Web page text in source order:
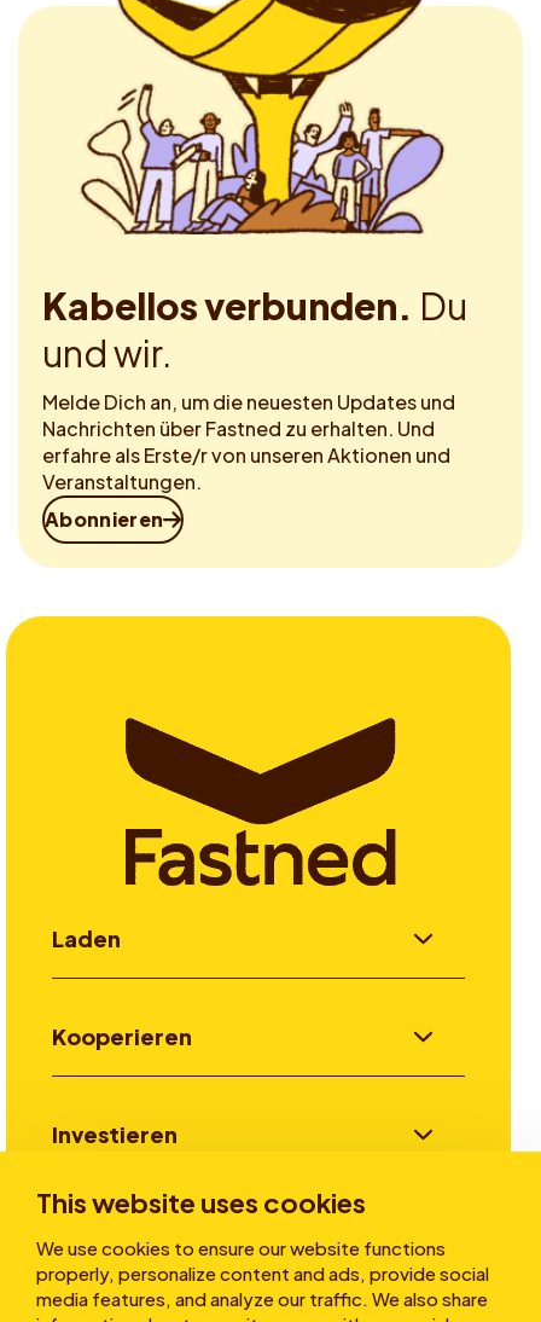
This website uses cookies
We use cookies to ensure our website functions
properly, personalize content and ads, provide social
media features, and analyze our traffic. We also share
Kabellos verbunden. Du
und wir.
Melde Dich an, um die neuesten Updates und
Nachrichten über Fastned zu erhalten. Und
erfahre als Erste/r von unseren Aktionen und
Veranstaltungen.
Abonnieren
Laden
Kooperieren
Investieren